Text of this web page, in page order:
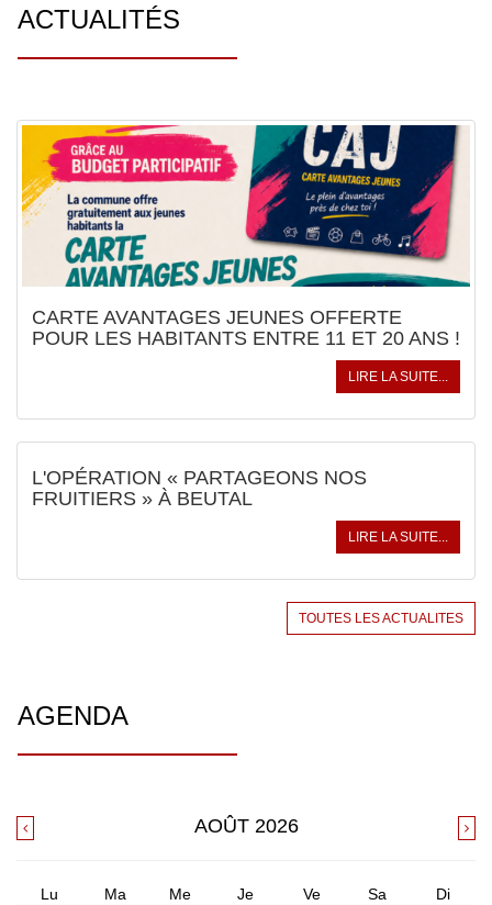
ACTUALITÉS
CARTE AVANTAGES JEUNES OFFERTE
POUR LES HABITANTS ENTRE 11 ET 20 ANS !
LIRE LA SUITE...
L'OPÉRATION « PARTAGEONS NOS
FRUITIERS » À BEUTAL
LIRE LA SUITE...
TOUTES LES ACTUALITES
AGENDA
AOÛT 2026
Lu Ma Me Je Ve Sa Di